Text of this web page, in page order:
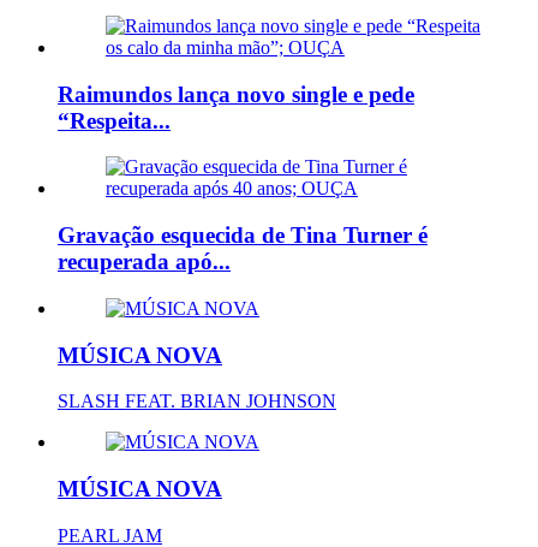
Raimundos lança novo single e pede
“Respeita...
Gravação esquecida de Tina Turner é
recuperada apó...
MÚSICA NOVA
SLASH FEAT. BRIAN JOHNSON
MÚSICA NOVA
PEARL JAM